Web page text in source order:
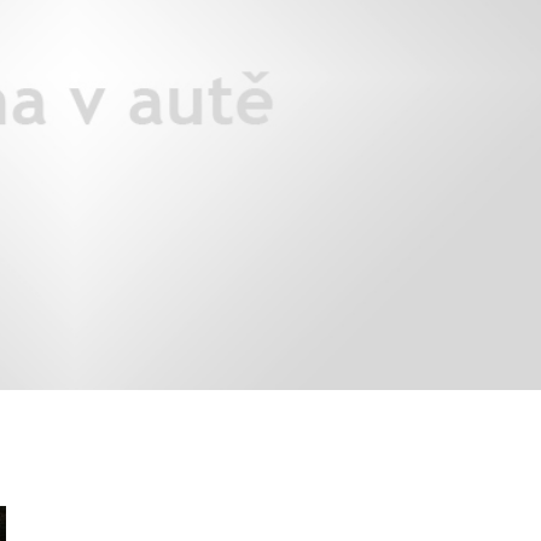
Auto mého srdce 2026